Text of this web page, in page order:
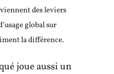
des leviers
global sur
la différence.
joue aussi un